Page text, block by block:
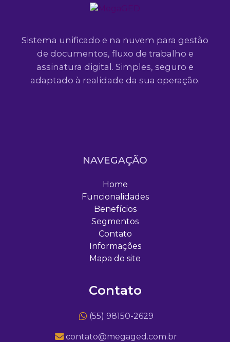
Sistema unificado e na nuvem para gestão
de documentos, fluxo de trabalho e
assinatura digital. Simples, seguro e
adaptado à realidade da sua operação.
NAVEGAÇÃO
Home
Funcionalidades
Benefícios
Segmentos
Contato
Informações
Mapa do site
Contato
(55) 98150-2629
contato@megaged.com.br